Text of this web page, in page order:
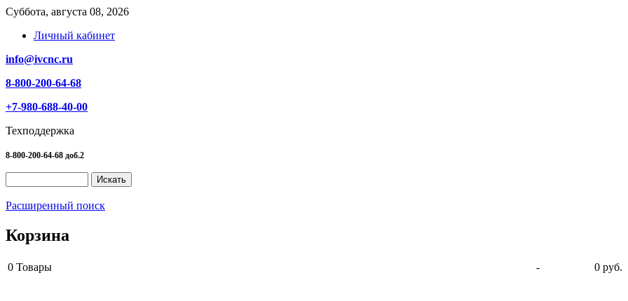
Суббота, августа 08, 2026
Личный кабинет
info@ivcnc.ru
8-800-200-64-68
+7-980-688-40-00
Техподдержка
8-800-200-64-68 доб.2
Расширенный поиск
Корзина
0 Товары -
0 руб.